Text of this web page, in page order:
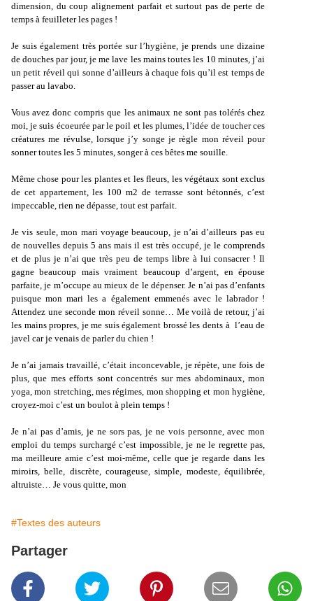
dimension, du coup alignement parfait et surtout pas de perte de
temps à feuilleter les pages !
Je suis également très portée sur l’hygiène, je prends une dizaine
de douches par jour, je me lave les mains toutes les 10 minutes, j’ai
un petit réveil qui sonne d’ailleurs à chaque fois qu’il est temps de
passer au lavabo.
Vous avez donc compris que les animaux ne sont pas tolérés chez
moi, je suis écoeurée par le poil et les plumes, l’idée de toucher ces
créatures me révulse, lorsque j’y songe je règle mon réveil pour
sonner toutes les 5 minutes, songer à ces bêtes me souille.
Même chose pour les plantes et les fleurs, les végétaux sont exclus
de cet appartement, les 100 m2 de terrasse sont bétonnés, c’est
impeccable, rien ne dépasse, tout est parfait.
Je vis seule, mon mari voyage beaucoup, je n’ai d’ailleurs pas eu
de nouvelles depuis 5 ans mais il est très occupé, je le comprends
et de plus je n’ai que très peu de temps libre à lui consacrer ! Il
gagne beaucoup mais vraiment beaucoup d’argent, en épouse
parfaite, je m’occupe au mieux de le dépenser. Je n’ai pas d’enfants
puisque mon mari les a également emmenés avec le labrador !
Attendez une seconde mon réveil sonne… Me voilà de retour, j’ai
les mains propres, je me suis également brossé les dents à l’eau de
javel car je venais de parler du chien !
Je n’ai jamais travaillé, c’était inconcevable, je répète, une fois de
plus, que mes efforts sont concentrés sur mes abdominaux, mon
yoga, mon stretching, mes régimes, mon shopping et mon hygiène,
croyez-moi c’est un boulot à plein temps !
Je n’ai pas d’amis, je ne sors pas, je ne vois personne, avec mon
emploi du temps surchargé c’est impossible, je ne le regrette pas,
ma meilleure amie c’est moi-même, celle que je regarde dans les
miroirs, belle, discrète, courageuse, simple, modeste, équilibrée,
altruiste… Je vous quitte, mon
#Textes des auteurs
Partager